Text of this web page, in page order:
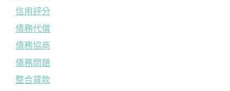
信用評分
債務代償
債務協商
債務問題
整合貸款